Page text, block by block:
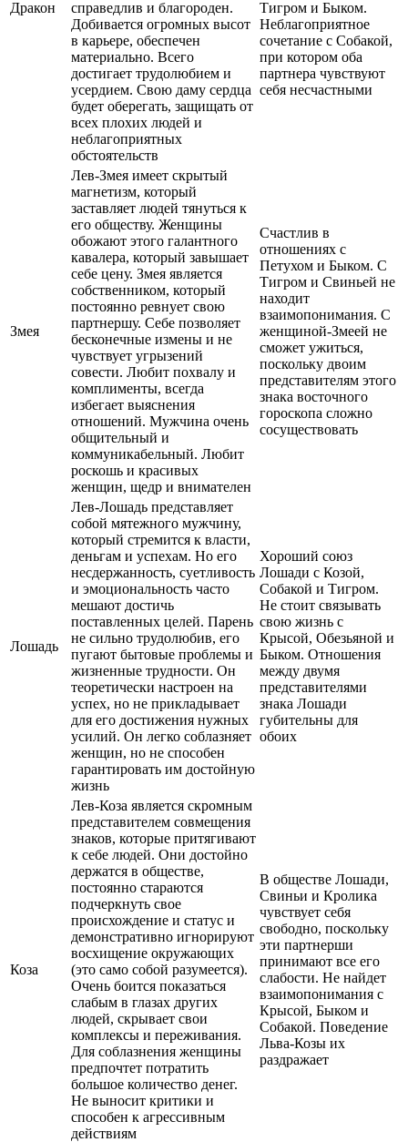
Дракон
справедлив и благороден.
Добивается огромных высот
в карьере, обеспечен
материально. Всего
достигает трудолюбием и
усердием. Свою даму сердца
будет оберегать, защищать от
всех плохих людей и
неблагоприятных
обстоятельств
Тигром и Быком.
Неблагоприятное
сочетание с Собакой,
при котором оба
партнера чувствуют
себя несчастными
Змея
Лев-Змея имеет скрытый
магнетизм, который
заставляет людей тянуться к
его обществу. Женщины
обожают этого галантного
кавалера, который завышает
себе цену. Змея является
собственником, который
постоянно ревнует свою
партнершу. Себе позволяет
бесконечные измены и не
чувствует угрызений
совести. Любит похвалу и
комплименты, всегда
избегает выяснения
отношений. Мужчина очень
общительный и
коммуникабельный. Любит
роскошь и красивых
женщин, щедр и внимателен
Счастлив в
отношениях с
Петухом и Быком. С
Тигром и Свиньей не
находит
взаимопонимания. С
женщиной-Змеей не
сможет ужиться,
поскольку двоим
представителям этого
знака восточного
гороскопа сложно
сосуществовать
Лошадь
Лев-Лошадь представляет
собой мятежного мужчину,
который стремится к власти,
деньгам и успехам. Но его
несдержанность, суетливость
и эмоциональность часто
мешают достичь
поставленных целей. Парень
не сильно трудолюбив, его
пугают бытовые проблемы и
жизненные трудности. Он
теоретически настроен на
успех, но не прикладывает
для его достижения нужных
усилий. Он легко соблазняет
женщин, но не способен
гарантировать им достойную
жизнь
Хороший союз
Лошади с Козой,
Собакой и Тигром.
Не стоит связывать
свою жизнь с
Крысой, Обезьяной и
Быком. Отношения
между двумя
представителями
знака Лошади
губительны для
обоих
Коза
Лев-Коза является скромным
представителем совмещения
знаков, которые притягивают
к себе людей. Они достойно
держатся в обществе,
постоянно стараются
подчеркнуть свое
происхождение и статус и
демонстративно игнорируют
восхищение окружающих
(это само собой разумеется).
Очень боится показаться
слабым в глазах других
людей, скрывает свои
комплексы и переживания.
Для соблазнения женщины
предпочтет потратить
большое количество денег.
Не выносит критики и
способен к агрессивным
действиям
В обществе Лошади,
Свиньи и Кролика
чувствует себя
свободно, поскольку
эти партнерши
принимают все его
слабости. Не найдет
взаимопонимания с
Крысой, Быком и
Собакой. Поведение
Льва-Козы их
раздражает